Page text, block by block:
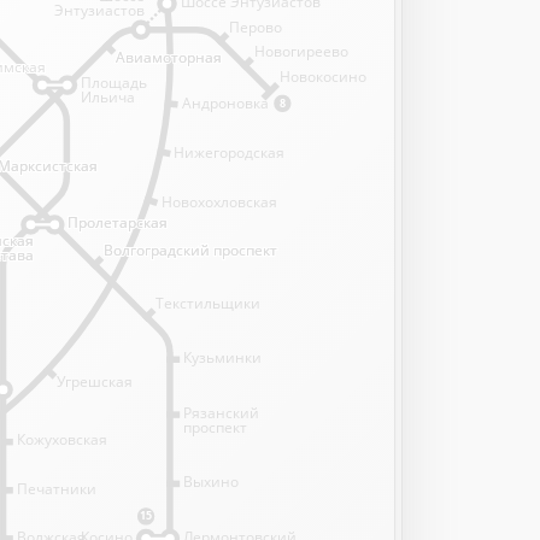
8
15
Андроновка
Нижегородская
Новохохловская
Угрешская
Текстильщики
Кузьминки
Рязанский
проспект
Выхино
Лермонтовский
Кожуховская
Печатники
Волжская
Перово
Новогиреево
Новокосино
Площадь
Ильича
Пролетарская
Пролетарская
Волгоградский проспект
Волгоградский проспект
Авиамоторная
Авиамоторная
Энтузиастов
Косино